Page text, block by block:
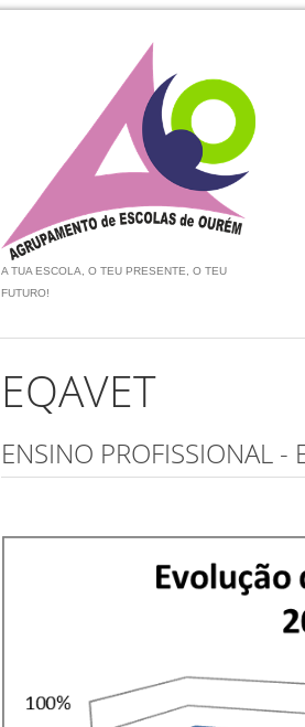
A TUA ESCOLA, O TEU PRESENTE, O TEU
FUTURO!
EQAVET
ENSINO PROFISSIONAL